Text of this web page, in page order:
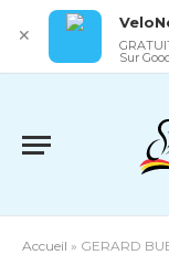
Accueil » GERARD
✕
Sur